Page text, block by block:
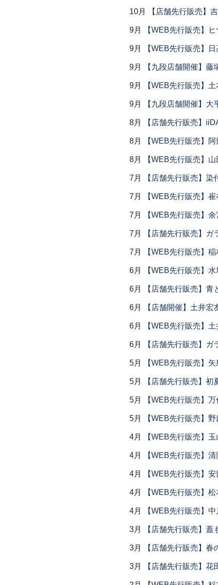
10月 【店舗先行販売】
9月 【WEB先行販売】
9月 【WEB先行販売】
9月 【九段店舗開催】藤
9月 【WEB先行販売】
9月 【九段店舗開催】大
8月 【店舗先行販売】
8月 【WEB先行販売】
8月 【WEB先行販売】
7月 【店舗先行販売】染
7月 【WEB先行販売】
7月 【WEB先行販売】
7月 【店舗先行販売】ガ
7月 【WEB先行販売】
6月 【WEB先行販売】
6月 【店舗先行販売】青
6月 【店舗開催】土井宏
6月 【WEB先行販売】
6月 【店舗先行販売】ガ
5月 【WEB先行販売】
5月 【店舗先行販売】初
5月 【WEB先行販売】
5月 【WEB先行販売】
4月 【WEB先行販売】
4月 【WEB先行販売】
4月 【WEB先行販売】
4月 【WEB先行販売】
4月 【WEB先行販売】
3月 【店舗先行販売】蓋
3月 【店舗先行販売】春
3月 【店舗先行販売】